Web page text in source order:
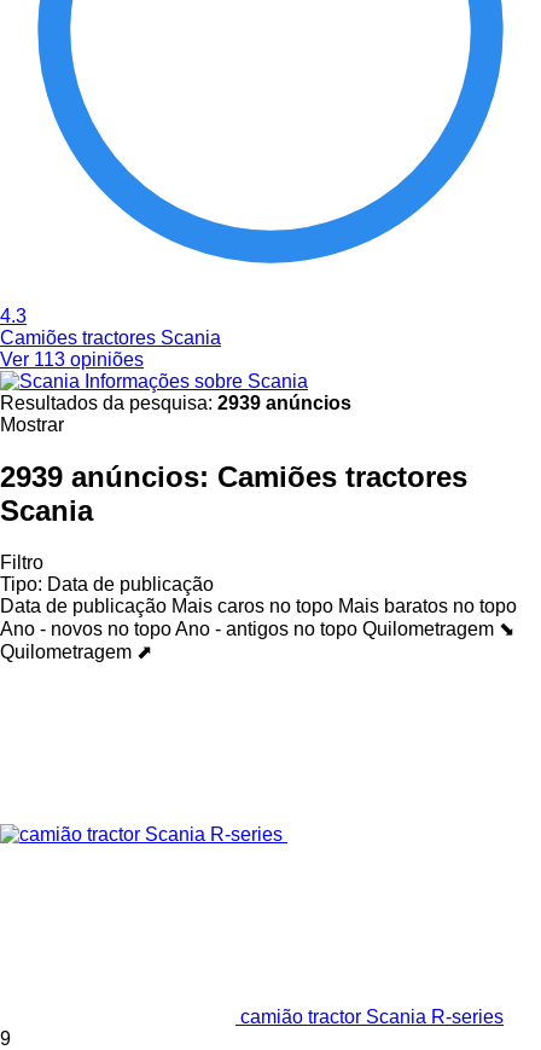
4.3
Camiões tractores Scania
Ver 113 opiniões
Informações sobre Scania
Resultados da pesquisa: 2939 anúncios
Mostrar
2939 anúncios: Camiões tractores
Scania
Filtro
Tipo: Data de publicação
Data de publicação Mais caros no topo Mais baratos no topo
Ano - novos no topoAno - antigos no topo Quilometragem ⬊
Quilometragem ⬈
camião tractor Scania R-series
9